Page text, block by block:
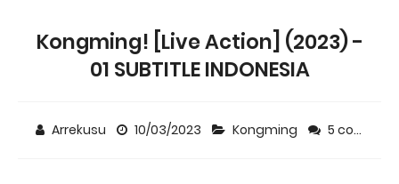
Kongming! [Live Action] (2023) -
01 SUBTITLE INDONESIA
Arrekusu 10/03/2023 Kongming 5 comments